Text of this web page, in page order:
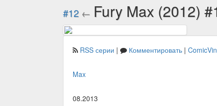
#12 ← Fury Max (2012)
RSS серии | Комментировать |
Max
08.2013